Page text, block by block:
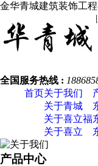
金华青城建筑装饰工
，东阳外墙涂料
发布，请您关注本站！
全国服务热线 :
首页关于我们
关于青城
关于喜立福
关于喜立
产品中心